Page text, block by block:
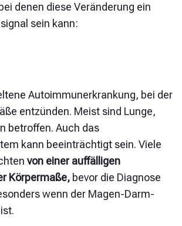
bei denen diese Veränderung ein
sein kann:
Autoimmunerkrankung, bei der
entzünden. Meist sind Lunge,
betroffen. Auch das
kann beeinträchtigt sein. Viele
von einer auffälligen
Körpermaße, bevor die Diagnose
wenn der Magen-Darm-